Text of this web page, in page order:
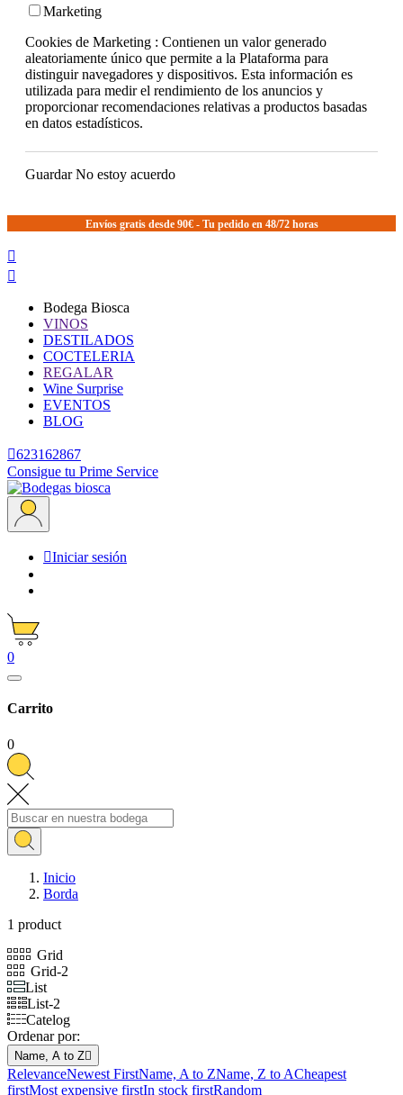
Marketing
Cookies de Marketing : Contienen un valor generado
aleatoriamente único que permite a la Plataforma para
distinguir navegadores y dispositivos. Esta información es
utilizada para medir el rendimiento de los anuncios y
proporcionar recomendaciones relativas a productos basadas
en datos estadísticos.
GuardarNo estoy acuerdo
Envíos gratis desde 90€ - Tu pedido en 48/72 horas


Bodega Biosca
VINOS
DESTILADOS
COCTELERIA
REGALAR
Wine Surprise
EVENTOS
BLOG
623162867
Consigue tu Prime Service
Iniciar sesión
0
Carrito
0
Inicio
Borda
1 product
Grid
Grid-2
List
List-2
Catelog
Ordenar por:
Name, A to Z
RelevanceNewest FirstName, A to ZName, Z to ACheapest
firstMost expensive firstIn stock firstRandom